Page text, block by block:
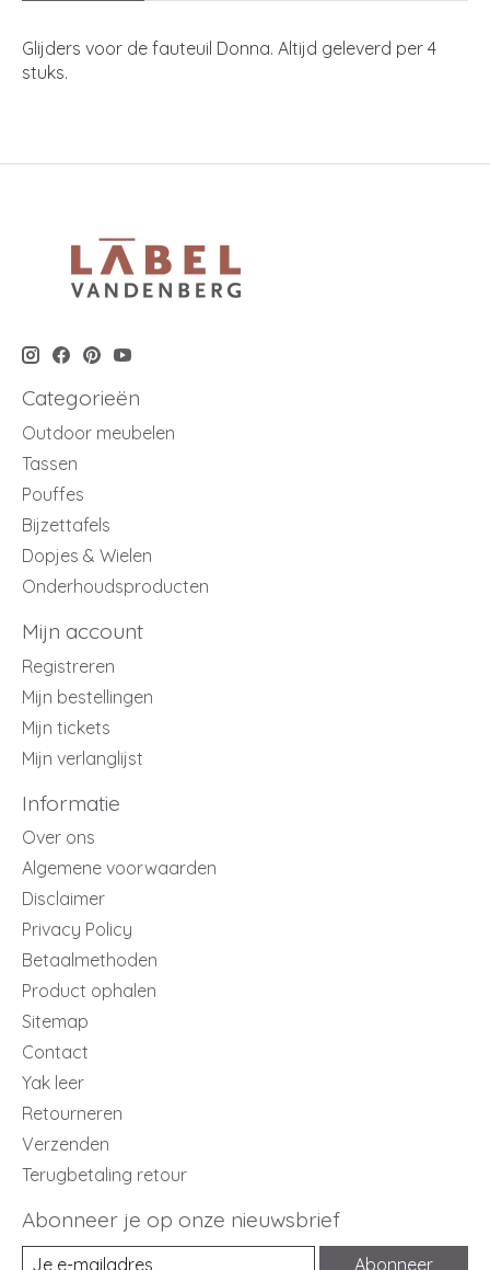
Glijders voor de fauteuil Donna. Altijd geleverd per 4
stuks.
Categorieën
Outdoor meubelen
Tassen
Pouffes
Bijzettafels
Dopjes & Wielen
Onderhoudsproducten
Mijn account
Registreren
Mijn bestellingen
Mijn tickets
Mijn verlanglijst
Informatie
Over ons
Algemene voorwaarden
Disclaimer
Privacy Policy
Betaalmethoden
Product ophalen
Sitemap
Contact
Yak leer
Retourneren
Verzenden
Terugbetaling retour
Abonneer je op onze nieuwsbrief
Abonneer